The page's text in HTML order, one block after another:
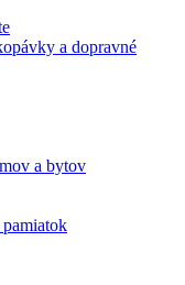
a dopravné
a bytov